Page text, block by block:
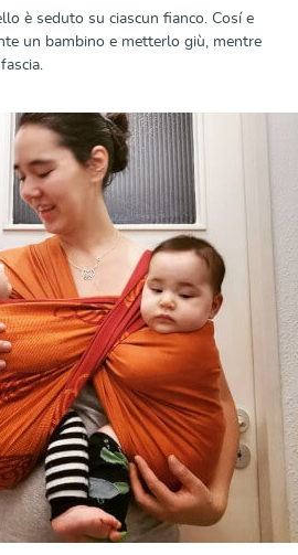
è seduto su ciascun fianco. Cosí e
un bambino e metterlo giù, mentre